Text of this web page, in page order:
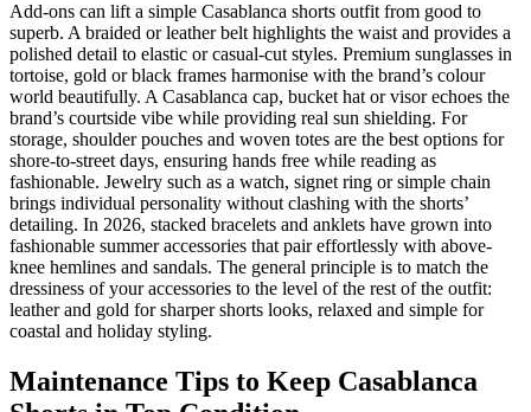
Add-ons can lift a simple Casablanca shorts outfit from good to
superb. A braided or leather belt highlights the waist and provides a
polished detail to elastic or casual-cut styles. Premium sunglasses in
tortoise, gold or black frames harmonise with the brand’s colour
world beautifully. A Casablanca cap, bucket hat or visor echoes the
brand’s courtside vibe while providing real sun shielding. For
storage, shoulder pouches and woven totes are the best options for
shore-to-street days, ensuring hands free while reading as
fashionable. Jewelry such as a watch, signet ring or simple chain
brings individual personality without clashing with the shorts’
detailing. In 2026, stacked bracelets and anklets have grown into
fashionable summer accessories that pair effortlessly with above-
knee hemlines and sandals. The general principle is to match the
dressiness of your accessories to the level of the rest of the outfit:
leather and gold for sharper shorts looks, relaxed and simple for
coastal and holiday styling.
Maintenance Tips to Keep Casablanca